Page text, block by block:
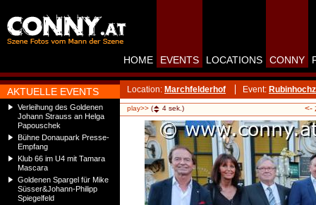
AKTUELLE EVENTS
Verleihung des Goldenen
Johann Strauss an Helga
Papouschek
Bühne Donaupark Presse-
Empfang
Klub 66 im U4 mit Tamara
Mascara
Goldenen Spargel für Mike
Süsser&Johann-Philipp
Spiegelfeld
HOME EVENTS LOCATIONS CONNY
Location: Marchfelderhof Event:
play>> ( 4 sek.) <-